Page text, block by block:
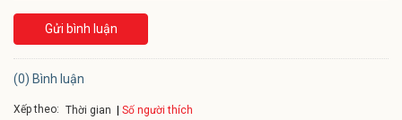
Gửi bình luận
(0) Bình luận
Xếp theo: Thời gian Số người thích